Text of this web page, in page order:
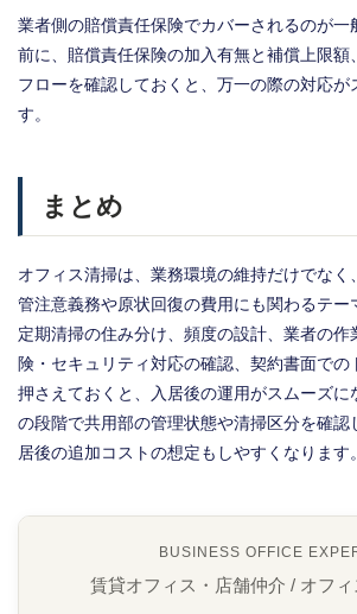
業者側の賠償責任保険でカバーされるのが一
前に、賠償責任保険の加入有無と補償上限額
フローを確認しておくと、万一の際の対応が
す。
まとめ
オフィス清掃は、業務環境の維持だけでなく
管注意義務や原状回復の費用にも関わるテー
定期清掃の住み分け、頻度の設計、業者の作
険・セキュリティ対応の確認、契約書面での
押さえておくと、入居後の運用がスムーズに
の段階で共用部の管理状態や清掃区分を確認
居後の追加コストの想定もしやすくなります。
BUSINESS OFFICE
賃貸オフィス・店舗仲介 / オフ